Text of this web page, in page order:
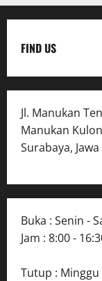
FIND US
Jl. Manukan
Manukan
Surabaya,
Buka : Senin -
Jam : 8:00 -
Tutup : Minggu